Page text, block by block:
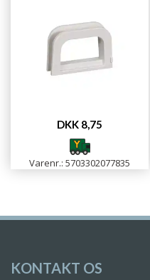
DKK 8,75
Varenr.: 5703302077835
KONTAKT OS